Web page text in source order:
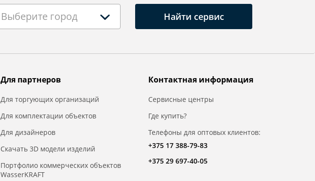
Выберите город Найти сервис
Для партнеров
Для торгующих организаций
Для комплектации объектов
Для дизайнеров
Скачать 3D модели изделий
Портфолио коммерческих объектов
WasserKRAFT
Контактная информация
Сервисные центры
Где купить?
Телефоны для оптовых клиентов:
+375 17 388-79-83
+375 29 697-40-05